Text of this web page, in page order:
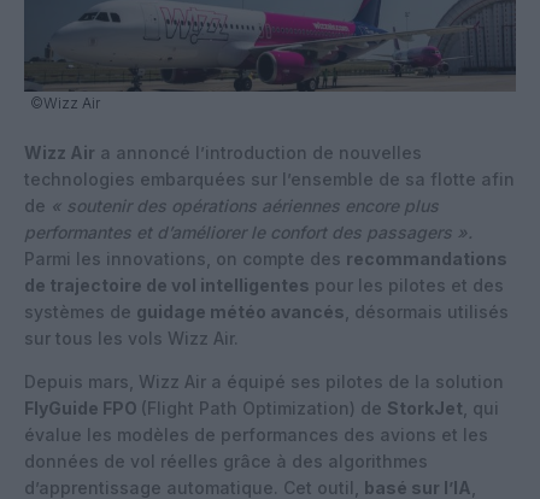
©Wizz Air
Wizz Air a annoncé l’introduction de nouvelles
technologies embarquées sur l’ensemble de sa flotte afin
de « soutenir des opérations aériennes encore plus
performantes et d’améliorer le confort des passagers ».
Parmi les innovations, on compte des recommandations
de trajectoire de vol intelligentes pour les pilotes et des
systèmes de guidage météo avancés , désormais utilisés
sur tous les vols Wizz Air.
Depuis mars, Wizz Air a équipé ses pilotes de la solution
FlyGuide FPO (Flight Path Optimization) de StorkJet , qui
évalue les modèles de performances des avions et les
données de vol réelles grâce à des algorithmes
d’apprentissage automatique. Cet outil, basé sur l’IA